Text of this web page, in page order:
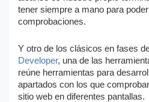
tener siempre a mano para
comprobaciones.
Y otro de los clásicos en fases
Developer, una de las
reúne herramientas para
apartados con los que
sitio web en diferentes pantallas.